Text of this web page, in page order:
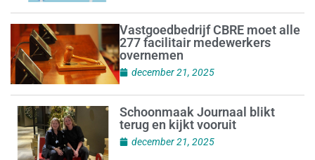
Vastgoedbedrijf CBRE moet alle
277 facilitair medewerkers
overnemen
december 21, 2025
Schoonmaak Journaal blikt
terug en kijkt vooruit
december 21, 2025